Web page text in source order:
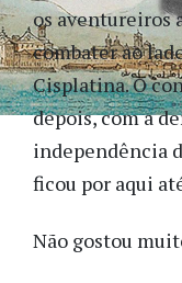
os aventureiros
combater ao
Cisplatina. O
depois, com a
independência
ficou por aqui
Não gostou